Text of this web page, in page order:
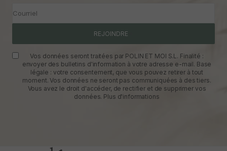
Courriel
REJOINDRE
Vos données seront traitées par POLIN ET MOI S.L. Finalité :
envoyer des bulletins d'information à votre adresse e-mail. Base
légale : votre consentement, que vous pouvez retirer à tout
moment. Vos données ne seront pas communiquées à des tiers.
Vous avez le droit d'accéder, de rectifier et de supprimer vos
données. Plus d'informations